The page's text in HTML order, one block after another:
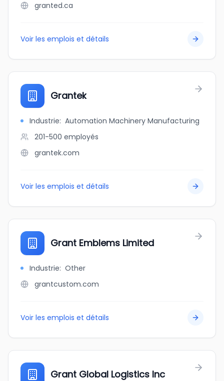
granted.ca
Voir les emplois et détails
Grantek
Industrie: Automation Machinery Manufacturing
201-500 employés
grantek.com
Voir les emplois et détails
Grant Emblems Limited
Industrie: Other
grantcustom.com
Voir les emplois et détails
Grant Global Logistics Inc